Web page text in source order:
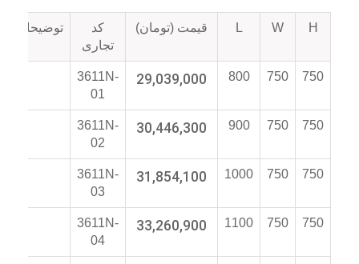
H
W
L قیمت (تومان)
کد
تجاری
توضیحات
750
750
800
29,039,000
3611N-
01
750
750
900
30,446,300
3611N-
02
750
750
1000
31,854,100
3611N-
03
750
750
1100
33,260,900
3611N-
04